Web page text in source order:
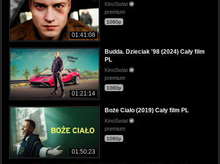
01:41:08
KinoSwiat
premium
1080p
01:21:14
Budda. Dzieciak '98 (2024) Cały film
PL
KinoSwiat
premium
1080p
01:50:23
Boże Ciało (2019) Cały film PL
KinoSwiat
premium
1080p